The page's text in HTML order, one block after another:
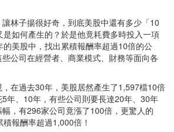
林子揚很好奇，到底美股中還有多少「10
如何產生的？於是他竟耗費多時投入一項
美股中，找出累積報酬率超過10倍的公
公司在經營者、商業模式、財務等面向各
在過去30年，美股居然產生了1,597檔10倍
年、10年，有些公司則要長達20年、30年
，有296家公司竟漲了100倍，更驚人的
報酬率超過1,000倍！